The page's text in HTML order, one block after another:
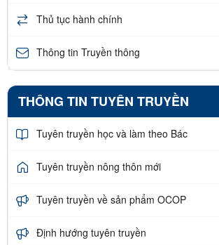
Thủ tục hành chính
Thông tin Truyền thông
THÔNG TIN TUYÊN TRUYỀN
Tuyên truyền học và làm theo Bác
Tuyên truyền nông thôn mới
Tuyên truyền về sản phẩm OCOP
Định hướng tuyên truyền